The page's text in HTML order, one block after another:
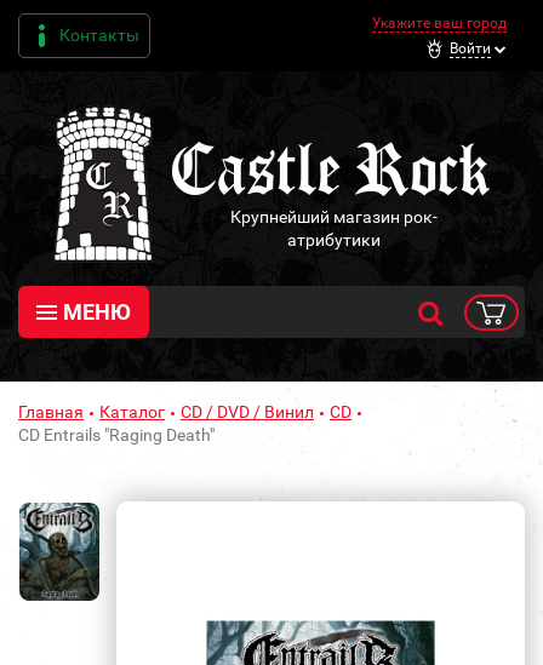
Контакты
Укажите ваш город
Войти
Крупнейший магазин рок-
атрибутики
МЕНЮ
Главная Каталог CD / DVD / Винил
CD
CD Entrails "Raging Death"